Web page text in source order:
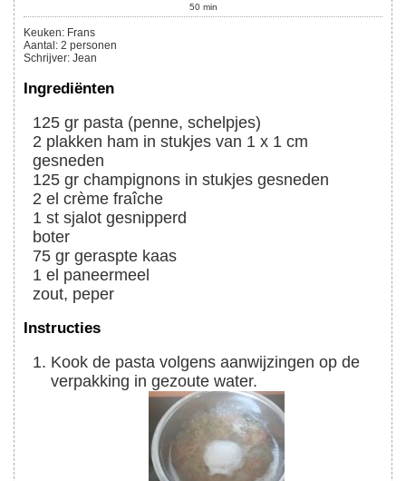
50 min
Keuken: Frans
Aantal : 2 personen
Schrijver: Jean
Ingrediënten
125 gr pasta (penne, schelpjes)
2 plakken ham in stukjes van 1 x 1 cm
gesneden
125 gr champignons in stukjes gesneden
2 el crème fraîche
1 st sjalot gesnipperd
boter
75 gr geraspte kaas
1 el paneermeel
zout, peper
Instructies
Kook de pasta volgens aanwijzingen op de
verpakking in gezoute water.